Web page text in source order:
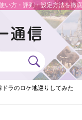
い方・評判・設定方法を徹
ラのロケ地巡りしてみた